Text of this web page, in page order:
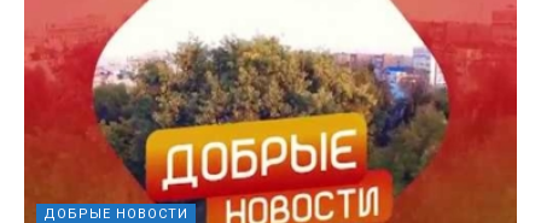
ДОБРЫЕ НОВОСТИ